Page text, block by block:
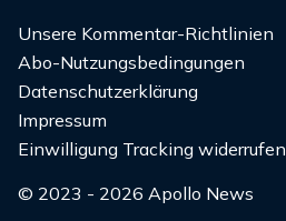
Unsere Kommentar-Richtlinien
Abo-Nutzungsbedingungen
Datenschutzerklärung
Impressum
Einwilligung Tracking widerrufen
© 2023 - 2026 Apollo News